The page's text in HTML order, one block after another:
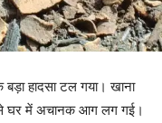
बड़ा हादसा टल गया। खाना
घर में अचानक आग लग गई।